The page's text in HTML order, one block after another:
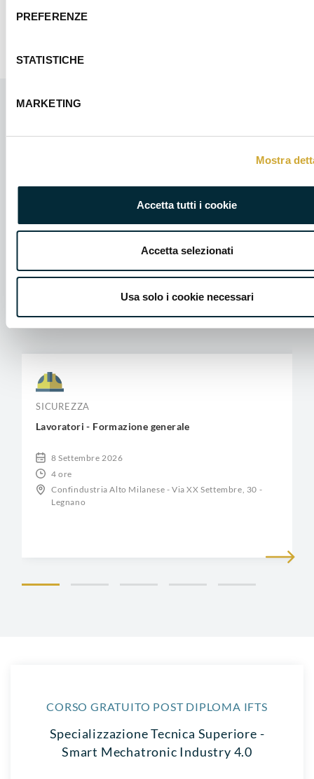
PREFERENZE
STATISTICHE
MARKETING
Mostra
Accetta tutti i cookie
Accetta selezionati
Usa solo i cookie necessari
CONSULTA IL CALENDARIO COMPLETO
SCARICA IL CATALOGO PDF
SICUREZZA
Lavoratori - Formazione generale
8 Settembre 2026
4 ore
Confindustria Alto Milanese - Via XX Settembre, 30 -
Legnano
CORSO GRATUITO POST DIPLOMA IFTS
Specializzazione Tecnica Superiore -
Smart Mechatronic Industry 4.0